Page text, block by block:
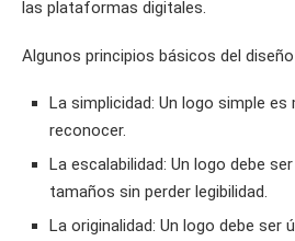
las plataformas digitales.
Algunos principios básicos del
La simplicidad: Un logo simple
reconocer.
La escalabilidad: Un logo debe
tamaños sin perder legibilidad.
La originalidad: Un logo debe ser